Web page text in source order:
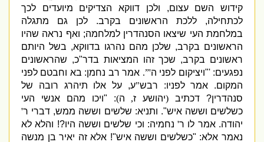
קידוש השם עצום,ולכן דווקא הצדיקים מיועדים לכך
לכתחילה, ללכת הראשונים בקרב. לכן גם מתגלה
במלחמת העי שיצאו הסנהדרין למלחמה;ואף נראה שהיו
הראשונים בקרב,שלכן מהם נהרגו בדווקא,בשל היותם
ראשונים בקרב,שכך זהו המציאות בדר"כ,שהראשונים
נפגעים: '"ויציקום לפני ה '”.אמר רב נחמן:בא וחבטם לפני
המקום.אמר לפניו:רבש"ע,על אלו תיהרג רובה של
סנהדרין?דכתיב( יהושע ז ,ה : "
ויכו מהם אנשי העי
כשלשים וששה איש".ותניא:שלשים וששה ממש,דברי ר
יהודה.אמר לו ר'נחמיה:וכי שלשים וששה היו?!והלא לא
נאמר אלא: "כשלשים וששה איש"!אלא זה יאיר בן מנשה